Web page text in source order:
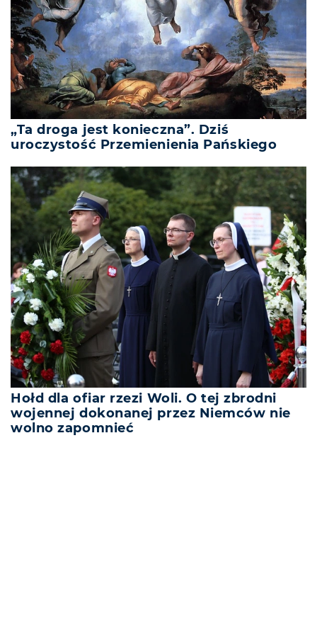
„Ta droga jest konieczna”. Dziś
uroczystość Przemienienia Pańskiego
Hołd dla ofiar rzezi Woli. O tej zbrodni
wojennej dokonanej przez Niemców nie
wolno zapomnieć